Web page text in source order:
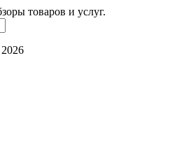
товаров и услуг.